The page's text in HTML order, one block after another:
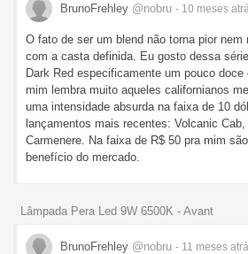
BrunoFrehley @nobru - 10 meses
O fato de ser um blend não torna pior nem
com a casta definida. Eu gosto dessa
Dark Red especificamente um pouco
mim lembra muito aqueles californianos
uma intensidade absurda na faixa de 10
lançamentos mais recentes: Volcanic
Carmenere. Na faixa de R$ 50 pra mim
benefício do mercado.
Lâmpada Pera Led 9W 6500K - Avant
BrunoFrehley @nobru - 11 meses